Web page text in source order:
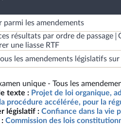
parmi les amendements
résultats par ordre de passage
une liasse RTF
les amendements législatifs
unique - Tous les
texte : Projet de loi organique,
procédure accélérée, pour la
législatif : Confiance dans la vie
: Commission des lois